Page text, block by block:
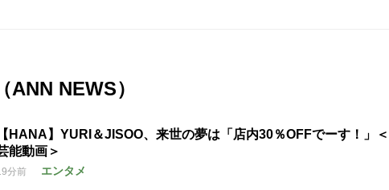
NEWS）
【HANA】YURI＆JISOO、来世の夢は「店内30％OFFでーす！」＜
能動画＞
分前 エンタメ